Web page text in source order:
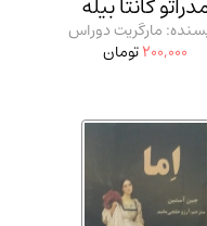
(2)
مارگریت دوراس
200,000تومان